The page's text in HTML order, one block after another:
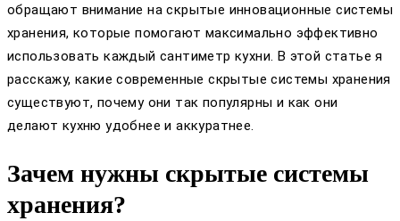
обращают внимание на скрытые инновационные системы
хранения, которые помогают максимально эффективно
использовать каждый сантиметр кухни. В этой статье я
расскажу, какие современные скрытые системы хранения
существуют, почему они так популярны и как они
делают кухню удобнее и аккуратнее.
Зачем нужны скрытые системы
хранения?